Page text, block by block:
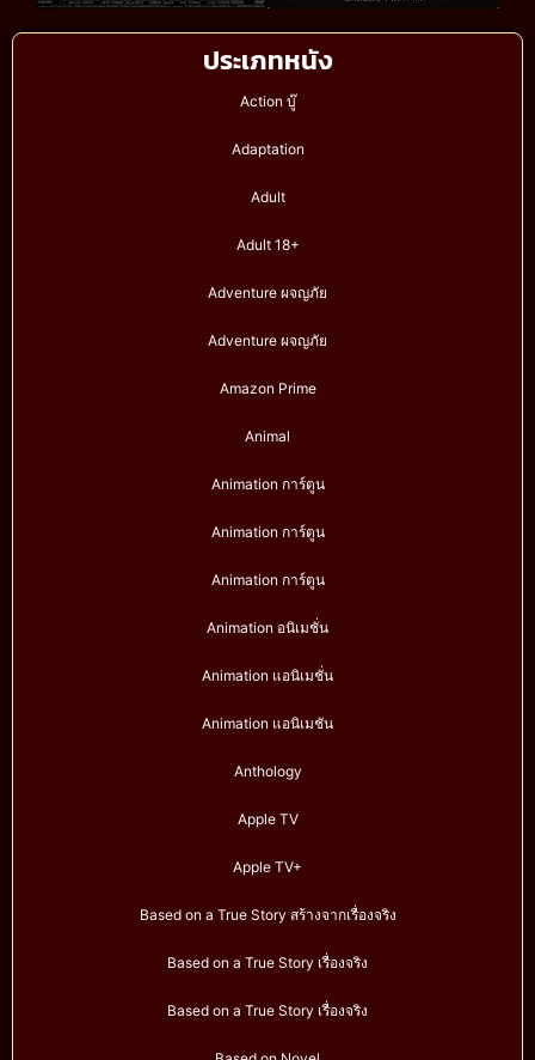
ประเภทหนัง
Action บู๊
Adaptation
Adult
Adult 18+
Adventure ผจญภัย
Adventure ผจญภัย
Amazon Prime
Animal
Animation การ์ตูน
Animation การ์ตูน
Animation การ์ตูน
Animation อนิเมชั่น
Animation แอนิเมชั่น
Animation แอนิเมชัน
Anthology
Apple TV
Apple TV+
Based on a True Story สร้างจากเรื่องจริง
Based on a True Story เรื่องจริง
Based on a True Story เรื่องจริง